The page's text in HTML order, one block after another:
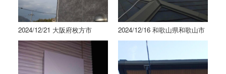
2024/12/21 大阪府枚方市 2024/12/16 和歌山県和歌山市